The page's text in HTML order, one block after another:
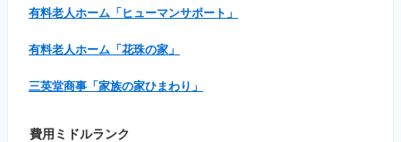
有料老人ホーム「ヒューマンサポート」
有料老人ホーム「花珠の家」
三英堂商事「家族の家ひまわり」
費用ミドルランク